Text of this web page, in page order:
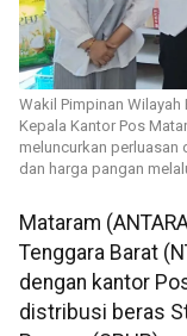
Wakil Pimpinan
Kepala Kantor Pos
meluncurkan perluasan
dan harga pangan
Mataram
Tenggara Barat
dengan kantor
distribusi beras